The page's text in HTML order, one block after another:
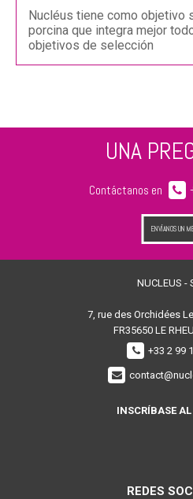
Nucléus tiene como objetivo
porcina que integra mejor
objetivos de selección
UNA
Contáctanos en
ENVÍANOS UN
NUCLEUS -
7, rue des Orchidées
FR35650 LE
+33 2 99
INSCRÍBASE
REDES